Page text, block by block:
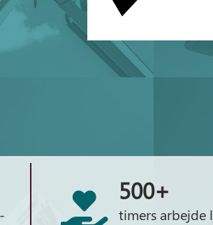
500+
timers arbejde